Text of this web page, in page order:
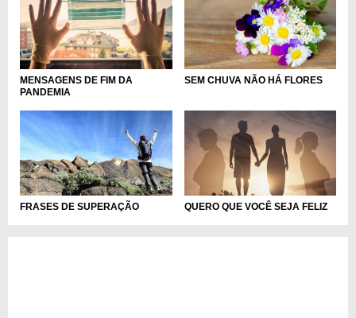
MENSAGENS DE FIM DA
PANDEMIA
SEM CHUVA NÃO HÁ FLORES
FRASES DE SUPERAÇÃO QUERO QUE VOCÊ SEJA FELIZ